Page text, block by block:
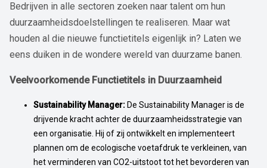
Bedrijven in alle sectoren zoeken naar talent om hun
duurzaamheidsdoelstellingen te realiseren. Maar wat
houden al die nieuwe functietitels eigenlijk in? Laten we
eens duiken in de wondere wereld van duurzame banen.
Veelvoorkomende Functietitels in Duurzaamheid
Sustainability Manager: De Sustainability Manager is de
drijvende kracht achter de duurzaamheidsstrategie van
een organisatie. Hij of zij ontwikkelt en implementeert
plannen om de ecologische voetafdruk te verkleinen, van
het verminderen van CO2-uitstoot tot het bevorderen van